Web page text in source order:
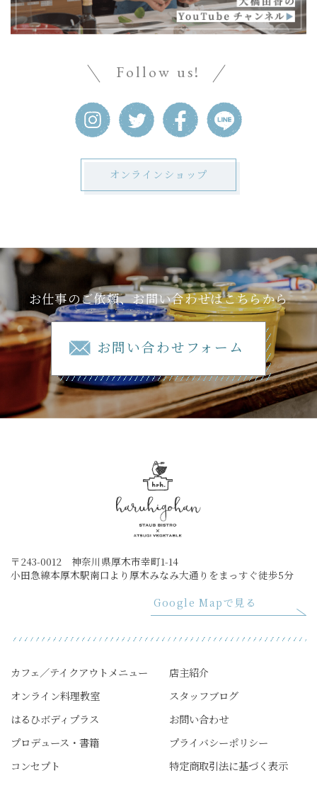
Follow us!
オンラインショップ
お仕事のご依頼、お問い合わせはこちらから
お問い合わせフォーム
〒243-0012 神奈川県厚木市幸町1-14
小田急線本厚木駅南口より厚木みなみ大通りをまっすぐ徒歩5分
Google Mapで見る
カフェ／テイクアウトメニュー
オンライン料理教室
はるひボディプラス
プロデュース・書籍
コンセプト
店主紹介
スタッフブログ
お問い合わせ
プライバシーポリシー
特定商取引法に基づく表示